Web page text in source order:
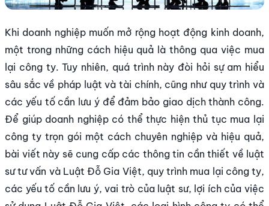
Khi doanh nghiệp muốn mở rộng hoạt động kinh doanh,
một trong những cách hiệu quả là thông qua việc mua
lại công ty. Tuy nhiên, quá trình này đòi hỏi sự am hiểu
sâu sắc về pháp luật và tài chính, cũng như quy trình và
các yếu tố cần lưu ý để đảm bảo giao dịch thành công.
Để giúp doanh nghiệp có thể thực hiện thủ tục mua lại
công ty trọn gói một cách chuyên nghiệp và hiệu quả,
bài viết này sẽ cung cấp các thông tin cần thiết về luật
sư tư vấn và Luật Đỗ Gia Việt, quy trình mua lại công ty,
các yếu tố cần lưu ý, vai trò của luật sư, lợi ích của việc